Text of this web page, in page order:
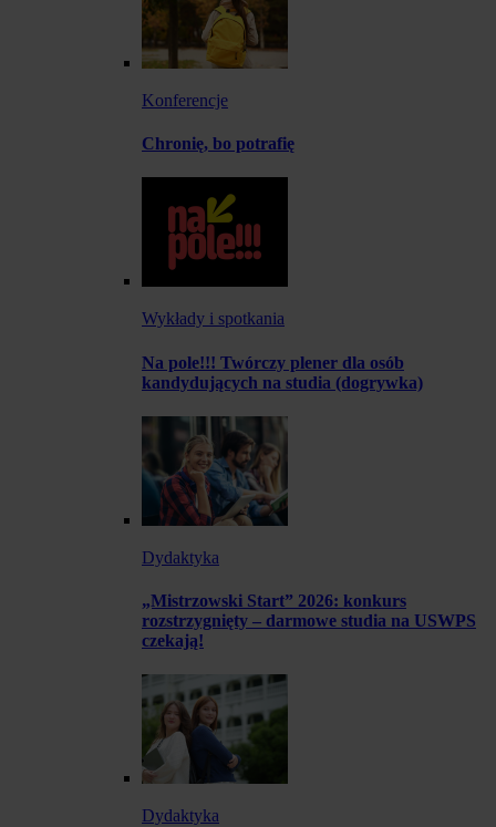
Konferencje
Chronię, bo potrafię
Wykłady i spotkania
Na pole!!! Twórczy plener dla osób
kandydujących na studia (dogrywka)
Dydaktyka
„Mistrzowski Start” 2026: konkurs
rozstrzygnięty – darmowe studia na USWPS
czekają!
Dydaktyka